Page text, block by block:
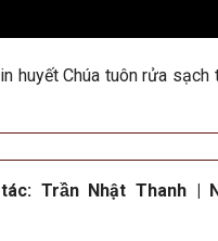
huyết Chúa tuôn rửa
Trần Nhật Thanh |